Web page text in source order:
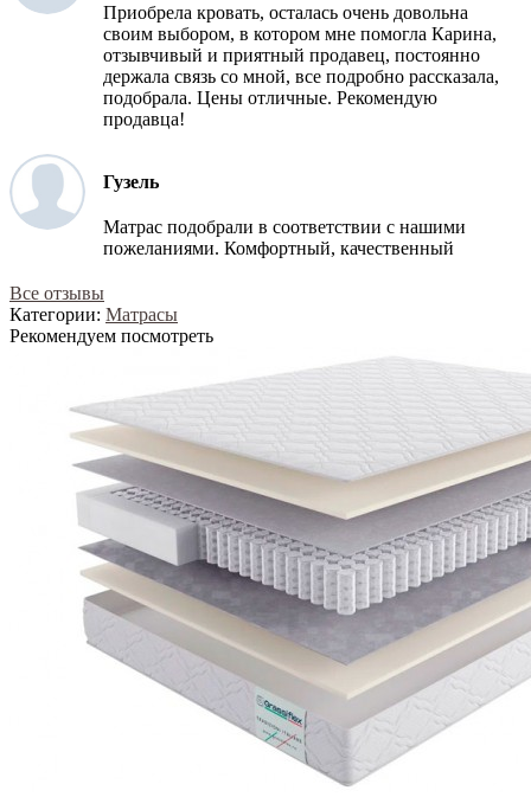
Приобрела кровать, осталась очень довольна
своим выбором, в котором мне помогла Карина,
отзывчивый и приятный продавец, постоянно
держала связь со мной, все подробно рассказала,
подобрала. Цены отличные. Рекомендую
продавца!
Гузель
Матрас подобрали в соответствии с нашими
пожеланиями. Комфортный, качественный
Все отзывы
Категории: Матрасы
Рекомендуем посмотреть